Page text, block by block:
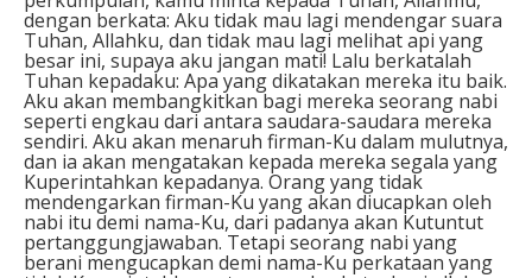
dengan berkata: Aku tidak mau lagi mendengar suara
Tuhan, Allahku, dan tidak mau lagi melihat api yang
besar ini, supaya aku jangan mati! Lalu berkatalah
Tuhan kepadaku: Apa yang dikatakan mereka itu baik.
Aku akan membangkitkan bagi mereka seorang nabi
seperti engkau dari antara saudara-saudara mereka
sendiri. Aku akan menaruh firman-Ku dalam mulutnya,
dan ia akan mengatakan kepada mereka segala yang
Kuperintahkan kepadanya. Orang yang tidak
mendengarkan firman-Ku yang akan diucapkan oleh
nabi itu demi nama-Ku, dari padanya akan Kutuntut
pertanggungjawaban. Tetapi seorang nabi yang
berani mengucapkan demi nama-Ku perkataan yang